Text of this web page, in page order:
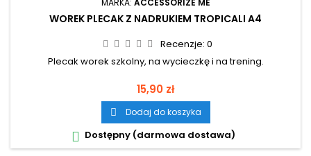
MARKA: ACCESSORIZE ME
WOREK PLECAK Z NADRUKIEM TROPICALI A4
Recenzje: 0
Plecak worek szkolny, na wycieczkę i na trening.
Cena
15,90 zł
 Dodaj do koszyka
 Dostępny (darmowa dostawa)